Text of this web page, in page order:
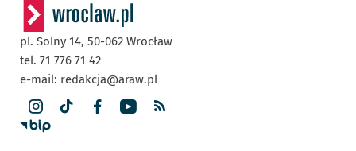
pl. Solny 14, 50-062 Wrocław
tel. 71 776 71 42
e-mail: redakcja@araw.pl